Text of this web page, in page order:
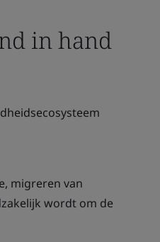
in hand
migreren van
wordt om de